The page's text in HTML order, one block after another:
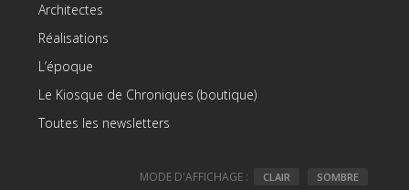
Architectes
Réalisations
L’époque
Le Kiosque de Chroniques (boutique)
Toutes les newsletters
MODE D'AFFICHAGE : CLAIR SOMBRE